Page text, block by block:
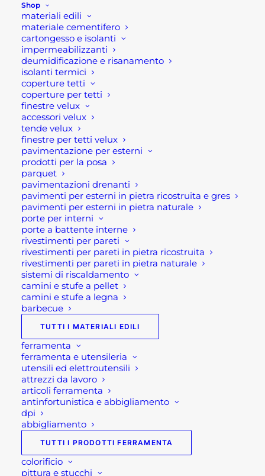
Shop
materiali edili
materiale cementifero
cartongesso e isolanti
impermeabilizzanti
deumidificazione e risanamento
isolanti termici
coperture tetti
coperture per tetti
finestre velux
accessori velux
tende velux
finestre per tetti velux
pavimentazione per esterni
prodotti per la posa
parquet
pavimentazioni drenanti
pavimenti per esterni in pietra ricostruita e gres
pavimenti per esterni in pietra naturale
porte per interni
porte a battente interne
rivestimenti per pareti
rivestimenti per pareti in pietra ricostruita
rivestimenti per pareti in pietra naturale
sistemi di riscaldamento
camini e stufe a pellet
camini e stufe a legna
barbecue
TUTTI I MATERIALI EDILI
ferramenta
ferramenta e utensileria
utensili ed elettroutensili
attrezzi da lavoro
articoli ferramenta
antinfortunistica e abbigliamento
dpi
abbigliamento
TUTTI I PRODOTTI FERRAMENTA
colorificio
pittura e stucchi
RIVESTIMENTO IN PIETRA RICOSTRUITA MATTONE
52,00€ - 70,00€Fascia
prezzo:
da
a
70,00 €
Questo
prodotto
ha
più
varianti.
Le
opzioni
possono
essere
scelte
nella
pagina
del
prodotto
In evidenza
TAVOLO DA GIARDINO ALLUNGABILE
LION
600,00 €
TAVOLO GIARDINO QUADRATO
ALLUNGABILE PANTHER
CUCINA DA ESTERNO COMPATTA
BRABURA LITE SERIES 300
3.230,00€
Più apprezzati
CESTA LEGNA SET 2 PEZZI
44,00€